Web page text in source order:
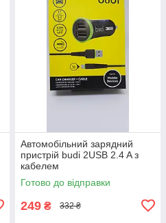
Автомобільний зарядний
пристрій budi 2USB 2.4 A з
кабелем
Готово до відправки
249 ₴ 332 ₴